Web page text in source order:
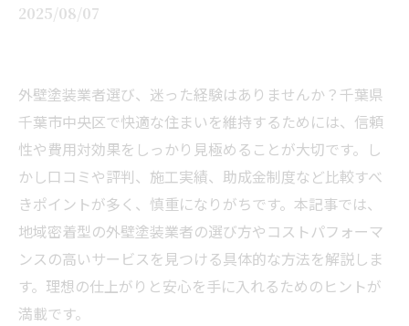
2025/08/07
外壁塗装業者選び、迷った経験はありませんか？千葉県
千葉市中央区で快適な住まいを維持するためには、信頼
性や費用対効果をしっかり見極めることが大切です。し
かし口コミや評判、施工実績、助成金制度など比較すべ
きポイントが多く、慎重になりがちです。本記事では、
地域密着型の外壁塗装業者の選び方やコストパフォーマ
ンスの高いサービスを見つける具体的な方法を解説しま
す。理想の仕上がりと安心を手に入れるためのヒントが
満載です。